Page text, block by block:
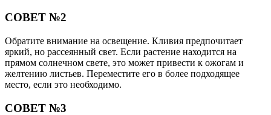
СОВЕТ №2
Обратите внимание на освещение. Кливия предпочитает
яркий, но рассеянный свет. Если растение находится на
прямом солнечном свете, это может привести к ожогам и
желтению листьев. Переместите его в более подходящее
место, если это необходимо.
СОВЕТ №3